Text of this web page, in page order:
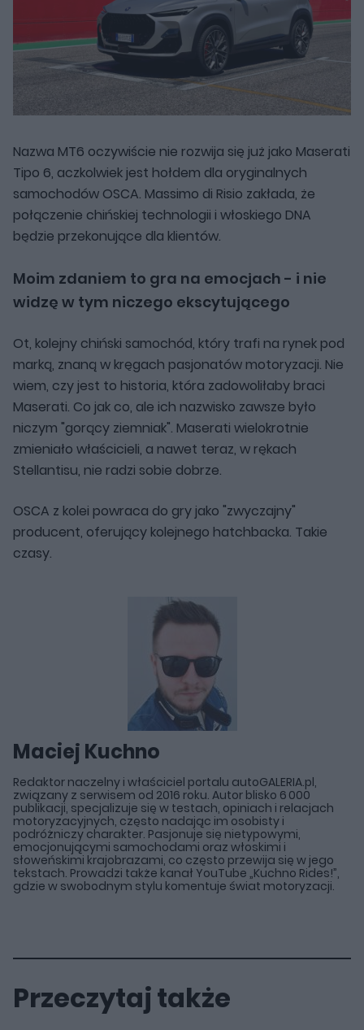
Nazwa MT6 oczywiście nie rozwija się już jako Maserati
Tipo 6, aczkolwiek jest hołdem dla oryginalnych
samochodów OSCA. Massimo di Risio zakłada, że
połączenie chińskiej technologii i włoskiego DNA
będzie przekonujące dla klientów.
Moim zdaniem to gra na emocjach - i nie
widzę w tym niczego ekscytującego
Ot, kolejny chiński samochód, który trafi na rynek pod
marką, znaną w kręgach pasjonatów motoryzacji. Nie
wiem, czy jest to historia, która zadowoliłaby braci
Maserati. Co jak co, ale ich nazwisko zawsze było
niczym "gorący ziemniak". Maserati wielokrotnie
zmieniało właścicieli, a nawet teraz, w rękach
Stellantisu, nie radzi sobie dobrze.
OSCA z kolei powraca do gry jako "zwyczajny"
producent, oferujący kolejnego hatchbacka. Takie
czasy.
Maciej Kuchno
Redaktor naczelny i właściciel portalu autoGALERIA.pl,
związany z serwisem od 2016 roku. Autor blisko 6 000
publikacji, specjalizuje się w testach, opiniach i relacjach
motoryzacyjnych, często nadając im osobisty i
podróżniczy charakter. Pasjonuje się nietypowymi,
emocjonującymi samochodami oraz włoskimi i
słoweńskimi krajobrazami, co często przewija się w jego
tekstach. Prowadzi także kanał YouTube „Kuchno Rides!”,
gdzie w swobodnym stylu komentuje świat motoryzacji.
Przeczytaj także